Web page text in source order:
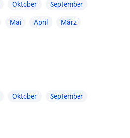
Oktober September
Mai April März
Oktober September